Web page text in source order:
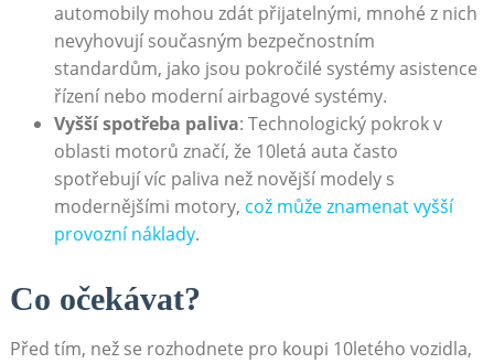
automobily mohou zdát přijatelnými, mnohé z nich
nevyhovují současným bezpečnostním
standardům, ​jako jsou pokročilé systémy asistence
řízení nebo moderní airbagové ​systémy.
Vyšší spotřeba‌ paliva: Technologický pokrok⁢ v
oblasti‍ motorů značí, že 10letá auta ‍často
spotřebují víc paliva než novější modely⁢ s
modernějšími motory, což může znamenat​ vyšší
provozní ⁣náklady.
Co očekávat?
Před tím, než se rozhodnete pro⁤ koupi 10letého⁣ vozidla,